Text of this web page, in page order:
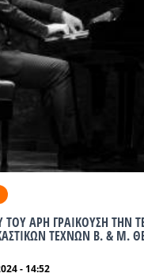
ΤΟΥ ΑΡΗ ΓΡΑΙΚΟΥΣΗ ΤΗΝ
ΤΕΧΝΩΝ Β. & Μ.
- 14:52